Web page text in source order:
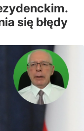
się błędy